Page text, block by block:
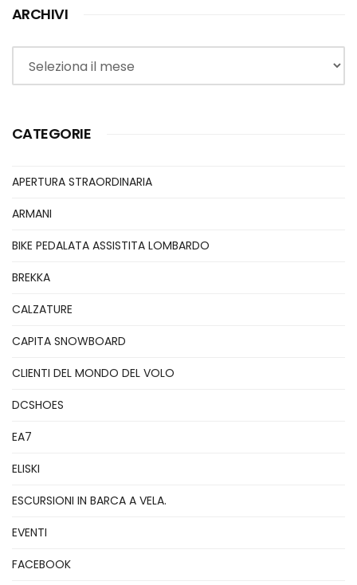
ARCHIVI
Archivi
CATEGORIE
APERTURA STRAORDINARIA
ARMANI
BIKE PEDALATA ASSISTITA LOMBARDO
BREKKA
CALZATURE
CAPITA SNOWBOARD
CLIENTI DEL MONDO DEL VOLO
DCSHOES
EA7
ELISKI
ESCURSIONI IN BARCA A VELA.
EVENTI
FACEBOOK